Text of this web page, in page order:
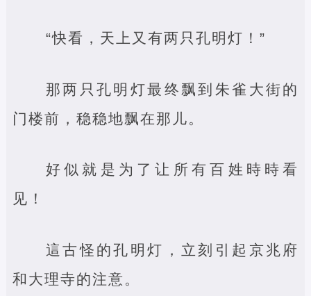
“快看，天上又有两只孔明灯！”
那两只孔明灯最终飘到朱雀大街的
门楼前，稳稳地飘在那儿。
好似就是为了让所有百姓時時看
见！
這古怪的孔明灯，立刻引起京兆府
和大理寺的注意。